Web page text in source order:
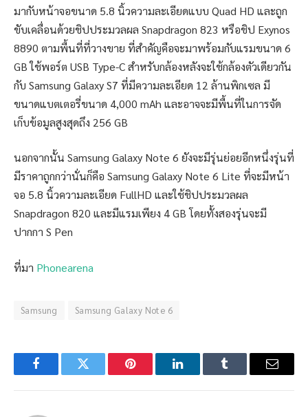
มากับหน้าจอขนาด 5.8 นิ้วความละเอียดแบบ Quad HD และถูก
ขับเคลื่อนด้วยชิปประมวลผล Snapdragon 823 หรือชิป Exynos
8890 ตามพื้นที่ที่วางขาย ที่สำคัญคือจะมาพร้อมกับแรมขนาด 6
GB ใช้พอร์ต USB Type-C สำหรับกล้องหลังจะใช้กล้องตัวเดียวกัน
กับ Samsung Galaxy S7 ที่มีความละเอียด 12 ล้านพิกเซล มี
ขนาดแบตเตอรี่ขนาด 4,000 mAh และอาจจะมีพื้นที่ในการจัด
เก็บข้อมูลสูงสุดถึง 256 GB
นอกจากนั้น Samsung Galaxy Note 6 ยังจะมีรุ่นย่อยอีกหนึ่งรุ่นที่
มีราคาถูกกว่านั่นก็คือ Samsung Galaxy Note 6 Lite ที่จะมีหน้า
จอ 5.8 นิ้วความละเอียด FullHD และใช้ชิปประมวลผล
Snapdragon 820 และมีแรมเพียง 4 GB โดยทั้งสองรุ่นจะมี
ปากกา S Pen
ที่มา Phonearena
Samsung Samsung Galaxy Note 6
FacebookTwitter Pinterest LinkedInTumblr Email